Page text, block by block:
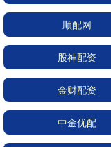
顺配网
股神配资
金财配资
中金优配